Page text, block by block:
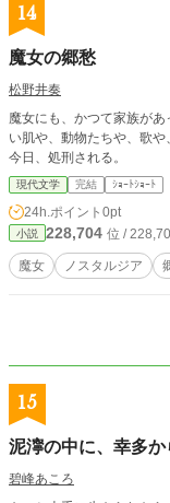
14
魔女の郷愁
松野井奏
魔女にも、かつて家族が
い肌や、動物たちや、歌
今日、処刑される。
現代文学 完結 ｼｮｰﾄｼｮｰﾄ
24h.ポイント 0pt
小説 228,704 位 /
魔女 ノスタルジア
15
泥濘の中に、幸多
碧峰あころ